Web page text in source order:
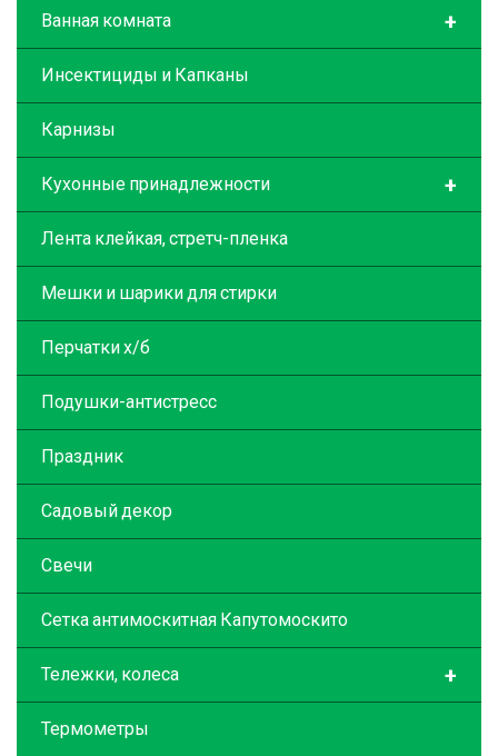
+
Ванная комната
Инсектициды и Капканы
Карнизы
+
Кухонные принадлежности
Лента клейкая, стретч-пленка
Мешки и шарики для стирки
Перчатки х/б
Подушки-антистресс
Праздник
Садовый декор
Свечи
Сетка антимоскитная Капутомоскито
+
Тележки, колеса
Термометры